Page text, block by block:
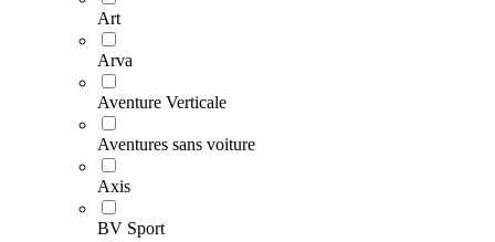
Art
Arva
Aventure Verticale
Aventures sans voiture
Axis
BV Sport